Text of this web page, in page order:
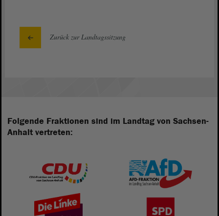
Zurück zur Landtagssitzung
Folgende Fraktionen sind im Landtag von Sachsen-
Anhalt vertreten: